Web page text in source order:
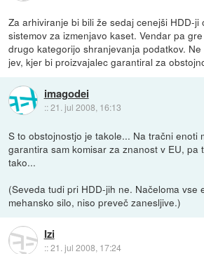
Za arhiviranje bi bili že sedaj cenejši HDD-ji
sistemov za izmenjavo kaset. Vendar pa
drugo kategorijo shranjevanja podatkov.
jev, kjer bi proizvajalec garantiral za
imagodei
::21. jul 2008, 16:13
S to obstojnostjo je takole... Na tračni enoti
garantira sam komisar za znanost v EU, pa
tako...
(Seveda tudi pri HDD-jih ne. Načeloma vse
mehansko silo, niso preveč zanesljive.)
Izi
::21. jul 2008, 17:24